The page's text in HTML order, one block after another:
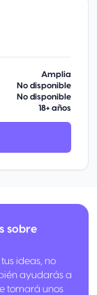
Amplia
No disponible
No disponible
18+ años
sobre
ideas, no
ayudarás a
tomará unos